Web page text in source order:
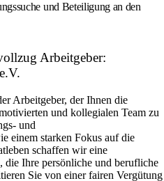
und Beteiligung an den
Arbeitgeber:
Arbeitgeber, der Ihnen die
und kollegialen Team zu
und
einem starken Fokus auf die
schaffen wir eine
die Ihre persönliche und berufliche
Sie von einer fairen Vergütung